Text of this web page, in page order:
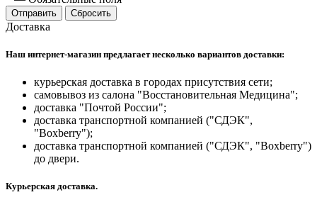
Отправить Сбросить
Доставка
Наш интернет-магазин предлагает несколько вариантов доставки:
курьерская доставка в городах присутствия сети;
самовывоз из салона "Восстановительная Медицина";
доставка "Почтой России";
доставка транспортной компанией ("СДЭК",
"Boxberry");
доставка транспортной компанией ("СДЭК", "Boxberry")
до двери.
Курьерская доставка.